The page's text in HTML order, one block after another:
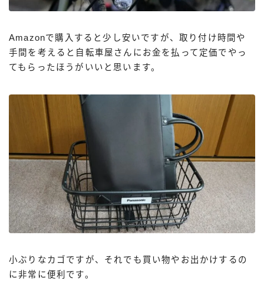
Amazonで購入すると少し安いですが、取り付け時間や
手間を考えると自転車屋さんにお金を払って定価でやっ
てもらったほうがいいと思います。
小ぶりなカゴですが、それでも買い物やお出かけするの
に非常に便利です。